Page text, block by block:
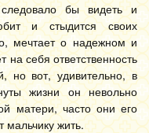
бы видеть и
и стыдится своих
мечтает о надежном и
себя ответственность
но вот, удивительно, в
жизни он невольно
матери, часто они его
мальчику жить.